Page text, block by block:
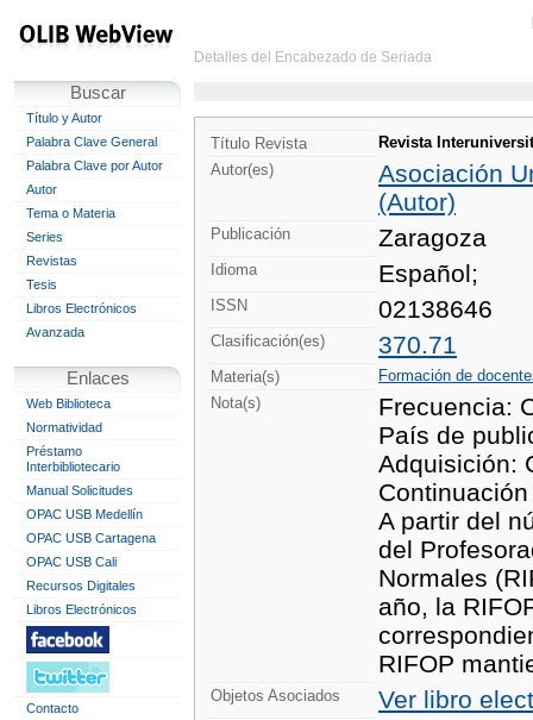
Buscar
Título y Autor
Palabra Clave General
Palabra Clave por Autor
Autor
Tema o Materia
Series
Revistas
Tesis
Libros Electrónicos
Avanzada
Enlaces
Web Biblioteca
Normatividad
Préstamo
Interbibliotecario
Manual Solicitudes
OPAC USB Medellín
OPAC USB Cartagena
OPAC USB Cali
Recursos Digitales
Libros Electrónicos
Contacto
Detalles del Encabezado de Seriada
Título Revista
Revista
Autor(es)
Asociación
(Autor)
Publicación Zaragoza
Idioma Español;
ISSN 02138646
Clasificación(es) 370.71
Materia(s)
Formación de
Nota(s)
Frecuencia:
País de
Adquisición:
A partir del
del
Normales
año, la
RIFOP
Objetos Asociados Ver libro